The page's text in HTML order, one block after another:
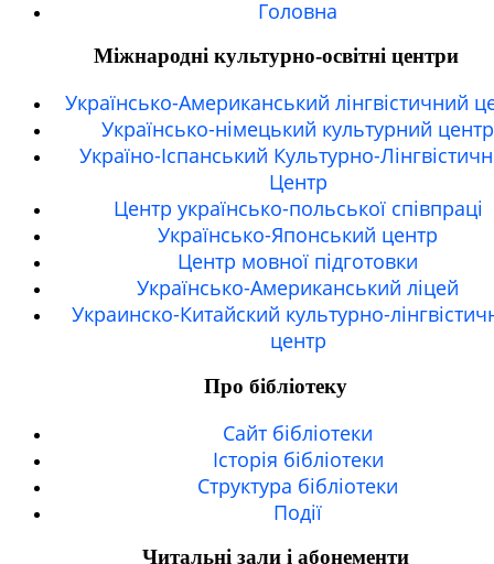
Головна
Міжнародні культурно-освітні центри
Українсько-Американський лінгвістичний
Українсько-німецький культурний центр
Україно-Іспанський Культурно-
Центр
Центр українсько-польської співпраці
Українсько-Японський центр
Центр мовної підготовки
Українсько-Американський ліцей
Украинско-Китайский культурно-
центр
Про бібліотеку
Сайт бібліотеки
Історія бібліотеки
Структура бібліотеки
Події
Читальні зали і абонементи